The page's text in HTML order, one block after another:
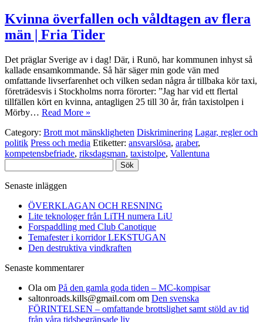
Kvinna överfallen och våldtagen av flera
män | Fria Tider
Det präglar Sverige av i dag! Där, i Runö, har kommunen inhyst så
kallade ensamkommande. Så här säger min gode vän med
omfattande livserfarenhet och vilken sedan några år tillbaka kör taxi,
företrädesvis i Stockholms norra förorter: ”Jag har vid ett flertal
tillfällen kört en kvinna, antagligen 25 till 30 år, från taxistolpen i
Mörby… Read More »
Category: Brott mot mänskligheten Diskriminering Lagar, regler och
politik Press och media Etiketter: ansvarslösa, araber,
kompetensbefriade, riksdagsman, taxistolpe, Vallentuna
efter:
Senaste inläggen
ÖVERKLAGAN OCH RESNING
Lite teknologer från LiTH numera LiU
Forspaddling med Club Canotique
Temafester i korridor LEKSTUGAN
Den destruktiva vindkraften
Senaste kommentarer
Ola om På den gamla goda tiden – MC-kompisar
saltonroads.kills@gmail.com om Den svenska
FÖRINTELSEN – omfattande brottslighet samt stöld av tid
från våra tidsbegränsade liv